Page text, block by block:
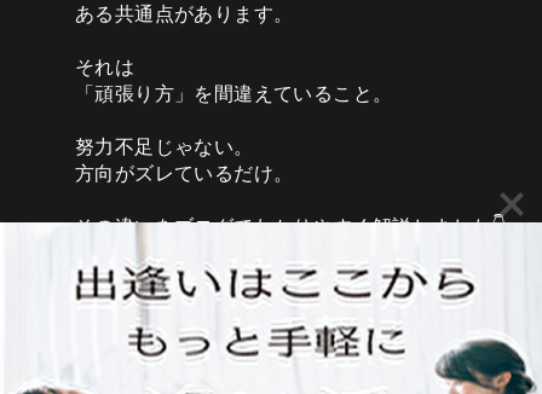
ある共通点があります。
それは
「頑張り方」を間違えていること。
努力不足じゃない。
方向がズレているだけ。
その違いをブログでわかりやすく解説しました👇
Twitter
Load More